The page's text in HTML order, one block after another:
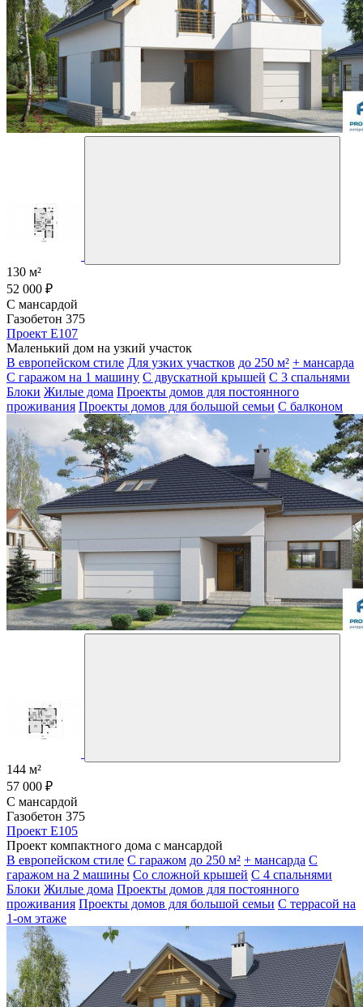
130 м²
52 000 ₽
С мансардой
Газобетон 375
Проект E107
Маленький дом на узкий участок
В европейском стиле Для узких участков до 250 м² + мансарда
С гаражом на 1 машину С двускатной крышей С 3 спальнями
Блоки Жилые дома Проекты домов для постоянного
проживания Проекты домов для большой семьи С балконом
144 м²
57 000 ₽
С мансардой
Газобетон 375
Проект E105
Проект компактного дома с мансардой
В европейском стиле С гаражом до 250 м² + мансарда С
гаражом на 2 машины Со сложной крышей С 4 спальнями
Блоки Жилые дома Проекты домов для постоянного
проживания Проекты домов для большой семьи С террасой на
1-ом этаже